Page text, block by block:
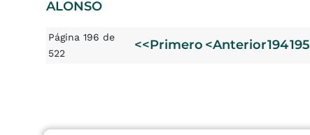
ALONSO
Página 196 de
522
<<Primero <Anterior194195